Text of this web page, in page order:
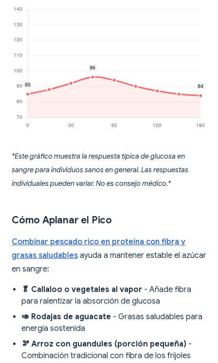
*Este gráfico muestra la respuesta típica de glucosa en
sangre para individuos sanos en general. Las respuestas
individuales pueden variar. No es consejo médico.*
Cómo Aplanar el Pico
Combinar pescado rico en proteína con fibra y
grasas saludables ayuda a mantener estable el azúcar
en sangre:
🥬 Callaloo o vegetales al vapor - Añade fibra
para ralentizar la absorción de glucosa
🥑 Rodajas de aguacate - Grasas saludables para
energía sostenida
🫘 Arroz con guandules (porción pequeña) -
Combinación tradicional con fibra de los frijoles